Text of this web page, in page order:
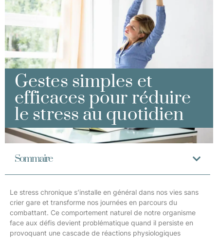
Gestes simples et
efficaces pour réduire
le stress au quotidien
Sommaire
Le stress chronique s’installe en général dans nos vies sans
crier gare et transforme nos journées en parcours du
combattant. Ce comportement naturel de notre organisme
face aux défis devient problématique quand il persiste en
provoquant une cascade de réactions physiologiques